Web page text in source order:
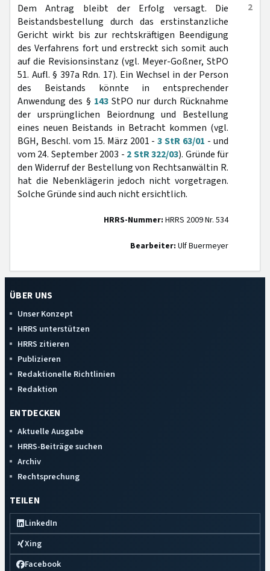
2
Dem Antrag bleibt der Erfolg versagt. Die
Beistandsbestellung durch das erstinstanzliche
Gericht wirkt bis zur rechtskräftigen Beendigung
des Verfahrens fort und erstreckt sich somit auch
auf die Revisionsinstanz (vgl. Meyer-Goßner, StPO
51. Aufl. § 397a Rdn. 17). Ein Wechsel in der Person
des Beistands könnte in entsprechender
Anwendung des § 143StPO nur durch Rücknahme
der ursprünglichen Beiordnung und Bestellung
eines neuen Beistands in Betracht kommen (vgl.
BGH, Beschl. vom 15. März 2001 -3 StR 63/01 - und
vom 24. September 2003 - 2 StR 322/03). Gründe für
den Widerruf der Bestellung von Rechtsanwältin R.
hat die Nebenklägerin jedoch nicht vorgetragen.
Solche Gründe sind auch nicht ersichtlich.
HRRS-Nummer: HRRS 2009 Nr. 534
Bearbeiter: Ulf Buermeyer
ÜBER UNS
Unser Konzept
HRRS unterstützen
HRRS zitieren
Publizieren
Redaktionelle Richtlinien
Redaktion
ENTDECKEN
Aktuelle Ausgabe
HRRS-Beiträge suchen
Archiv
Rechtsprechung
TEILEN
LinkedIn
Xing
Facebook